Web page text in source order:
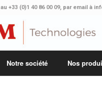
+33 (0)1 40 86 00 09, par email à
Notre société Nos